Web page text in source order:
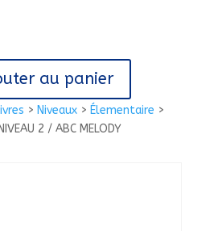
> Niveaux> Élementaire >
2 / ABC MELODY
au panier